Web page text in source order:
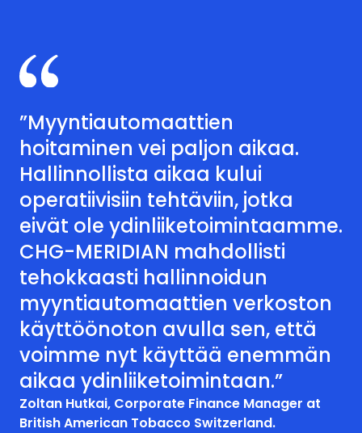
”Myyntiautomaattien
hoitaminen vei paljon aikaa.
Hallinnollista aikaa kului
operatiivisiin tehtäviin, jotka
eivät ole ydinliiketoimintaamme.
CHG-MERIDIAN mahdollisti
tehokkaasti hallinnoidun
myyntiautomaattien verkoston
käyttöönoton avulla sen, että
voimme nyt käyttää enemmän
aikaa ydinliiketoimintaan.”
Zoltan Hutkai, Corporate Finance Manager at
British American Tobacco Switzerland.